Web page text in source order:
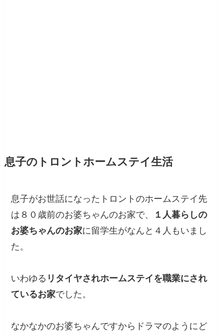
息子のトロントホームステイ生活
息子がお世話になったトロントのホームステイ先
は８０歳前のお婆ちゃんのお家で、
１人暮らしの
お婆ちゃんのお家に留学生がなんと４人もいまし
た。
いわゆる リタイヤされホームステイを職業にされ
ているお家でした。
なかなかのお婆ちゃんですからドラマのようにど